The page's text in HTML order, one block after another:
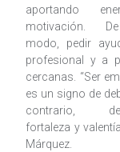
aportando
motivación.
modo, pedir
profesional y a
cercanas. “Ser
es un signo de
contrario,
fortaleza y
Márquez.